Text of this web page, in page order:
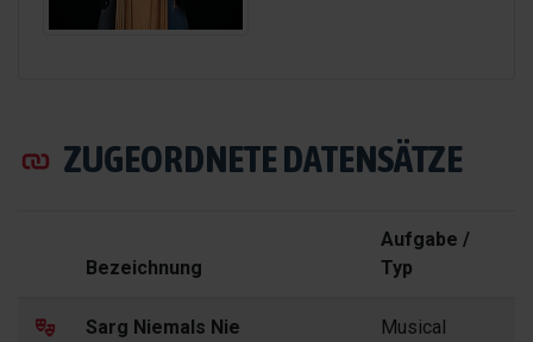
ZUGEORDNETE DATENSÄTZE
Bezeichnung
Aufgabe /
Typ
Sarg Niemals Nie Musical